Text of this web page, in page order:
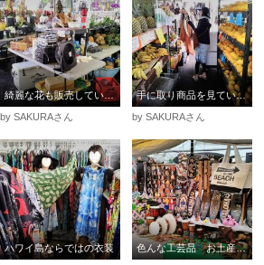
綺麗な花も販売しています
by SAKURAさん
手に取り商品を見ています
by SAKURAさん
ハワイ島ならではの衣装
色んな工芸品 お土産に最適です